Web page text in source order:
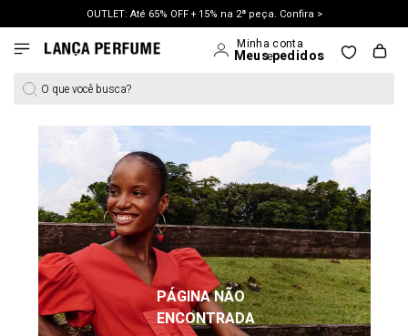
OUTLET: Até 65% OFF + 15% na 2ª peça. Confira >
LANÇAMENTO PRIMAVERA 27. Clique e aproveite.
O que você busca?
PÁGINA NÃO
ENCONTRADA